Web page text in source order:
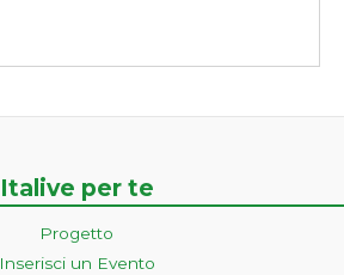
Italive per te
Progetto
Inserisci un Evento